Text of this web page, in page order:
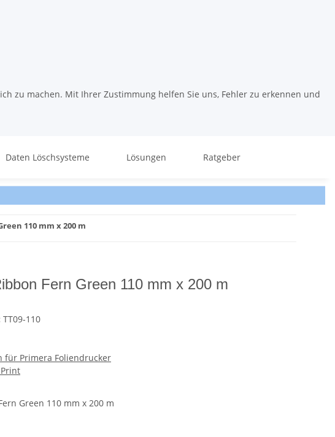
zu machen. Mit Ihrer Zustimmung helfen Sie uns, Fehler zu erkennen und
Daten Löschsysteme Lösungen Ratgeber
110 mm x 200 m
Fern Green 110 mm x 200 m
TT09-110
für Primera Foliendrucker
Green 110 mm x 200 m